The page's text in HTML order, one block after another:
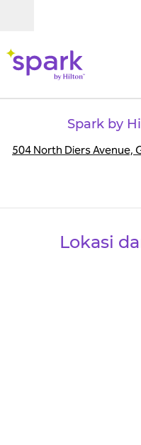
Spark by
504 North Diers Avenue,
Lokasi